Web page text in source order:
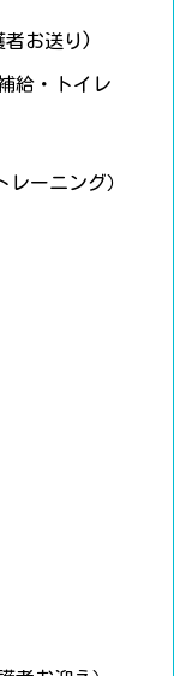
者お送り)
給・トイレ
ーニング）